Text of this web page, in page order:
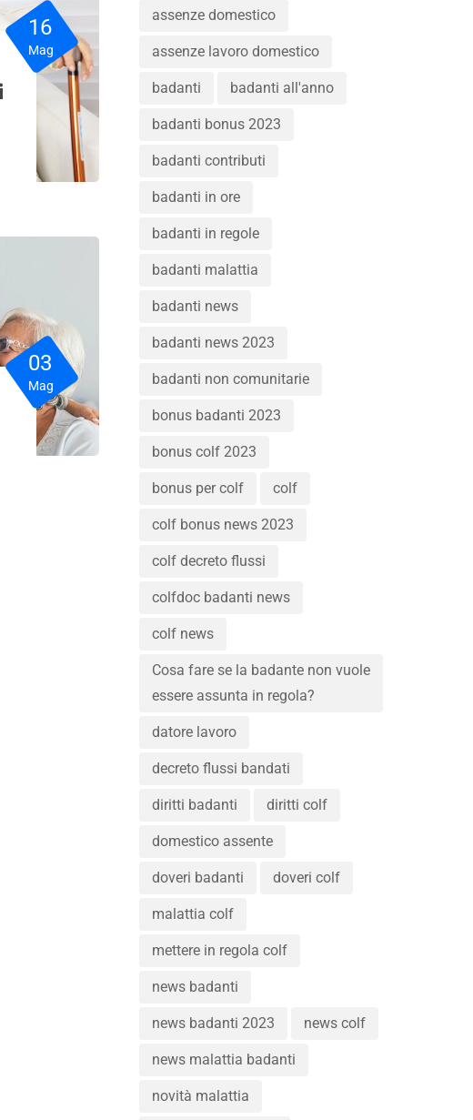
16
Mag
03
Mag
assenze domestico
assenze lavoro domestico
badanti badanti all'anno
badanti bonus 2023
badanti contributi
badanti in ore
badanti in regole
badanti malattia
badanti news
badanti news 2023
badanti non comunitarie
bonus badanti 2023
bonus colf 2023
bonus per colf colf
colf bonus news 2023
colf decreto flussi
colfdoc badanti news
colf news
Cosa fare se la badante non vuole
essere assunta in regola?
datore lavoro
decreto flussi bandati
diritti badanti diritti colf
domestico assente
doveri badanti doveri colf
malattia colf
mettere in regola colf
news badanti
news badanti 2023 news colf
news malattia badanti
novità malattia